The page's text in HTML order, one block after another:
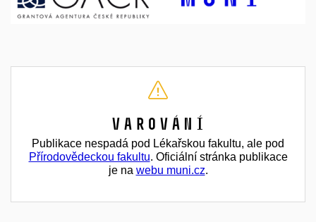
Varování
Publikace nespadá pod Lékařskou fakultu, ale pod
Přírodovědeckou fakultu. Oficiální stránka publikace
je na webu muni.cz.